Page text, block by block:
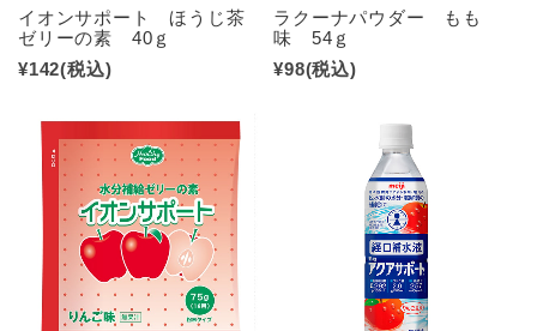
イオンサポート ほうじ茶
ゼリーの素 40ｇ
¥142(税込)
ラクーナパウダー もも
味 54ｇ
¥98(税込)